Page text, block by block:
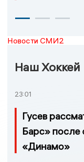
Новости СМИ2
Наш Хоккей
23:01
Гусев
Барс» после
«Динамо»